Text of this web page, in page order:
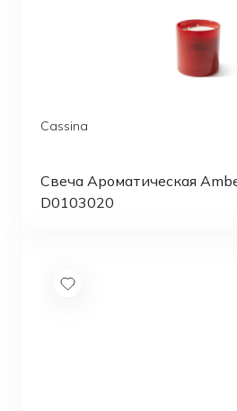
Cassina
Свеча Ароматическая
D0103020